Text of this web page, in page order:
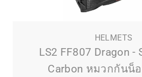
HELMETS
LS2 FF807 Dragon -
Carbon หมวกกันน็